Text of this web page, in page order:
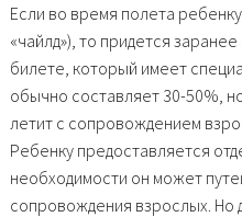
Если во время полета
«чайлд»), то придется
билете, который имеет
обычно составляет 30-50%,
летит с сопровождением
Ребенку предоставляется
необходимости он может
сопровождения взрослых. Но